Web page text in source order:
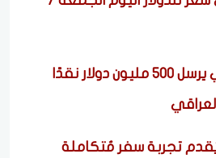
الفيدرالي الأمريكي يرسل 500 مليون دولار نقدًا
تجربة سفر مُتكاملة